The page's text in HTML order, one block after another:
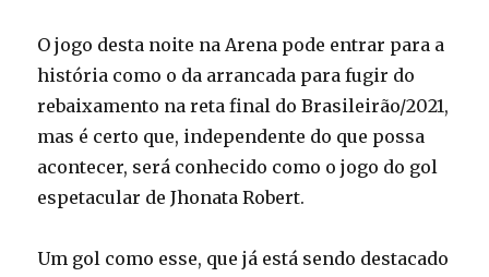
O jogo desta noite na Arena pode entrar para a
história como o da arrancada para fugir do
rebaixamento na reta final do Brasileirão/2021,
mas é certo que, independente do que possa
acontecer, será conhecido como o jogo do gol
espetacular de Jhonata Robert.
Um gol como esse, que já está sendo destacado